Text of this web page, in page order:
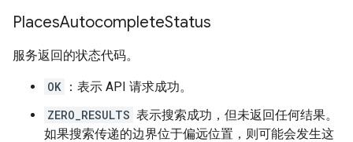
],
},
"status": "OK",
PlacesAutocompleteStatus
服务返回的状态代码。
OK ：表示 API 请求成功。
ZERO_RESULTS 表示搜索成功，但未返回任何结果。
如果搜索传递的边界位于偏远位置，则可能会发生这